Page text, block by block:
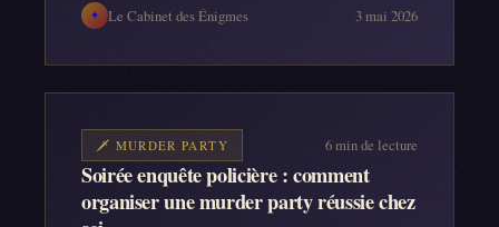
✦ Le Cabinet des Énigmes 3 mai 2026
🗡️ MURDER PARTY 6min de lecture
Soirée enquête policière : comment
organiser une murder party réussie chez